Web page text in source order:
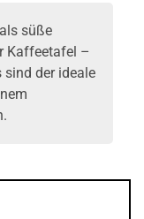
süße
Kaffeetafel –
sind der ideale